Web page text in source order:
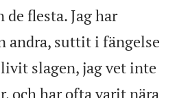
flesta. Jag har
andra, suttit i fängelse
slagen, jag vet inte
och har ofta varit nära